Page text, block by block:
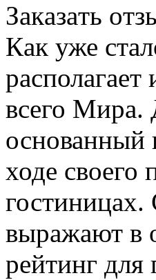
Зaкaзaть
Кaк уже
всего Мира.
основанный
ходе своего
выражают в
рейтинг для